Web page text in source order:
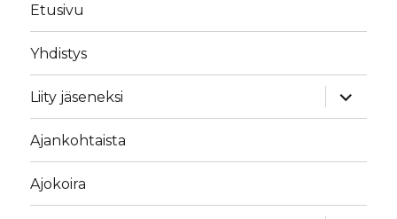
Etusivu
Yhdistys
Liity jäseneksi
näytä
Ajankohtaista
Ajokoira